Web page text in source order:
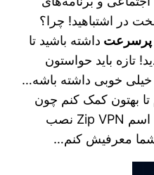
در اشتباهید! چرا؟
پرسرعت داشته باشید تا
تازه باید حواستون
خوبی داشته باشه…
تا بهتون کمک کنم چون
خوب به اسم Zip VPN نصب
شما معرفیش کنم…